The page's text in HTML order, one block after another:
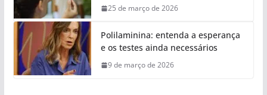
25 de março de 2026
Polilaminina: entenda a esperança
e os testes ainda necessários
9 de março de 2026